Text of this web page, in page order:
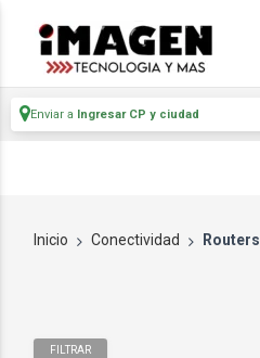
Enviar a Ingresar CP y ciudad
Inicio Conectividad Routers
FILTRAR